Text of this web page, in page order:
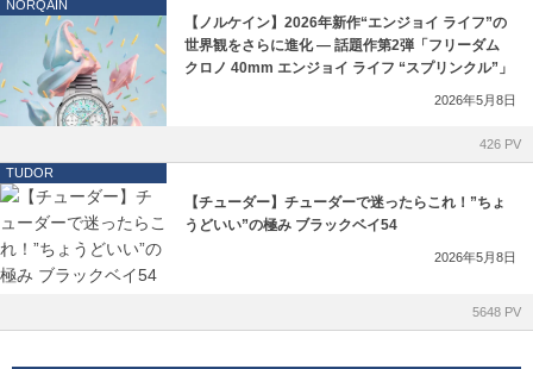
NORQAIN
【ノルケイン】2026年新作“エンジョイ ライフ”の
世界観をさらに進化 ― 話題作第2弾「フリーダム
クロノ 40mm エンジョイ ライフ “スプリンクル”」
2026年5月8日
426 PV
TUDOR
【チューダー】チューダーで迷ったらこれ！”ちょ
うどいい”の極み ブラックベイ54
2026年5月8日
5648 PV